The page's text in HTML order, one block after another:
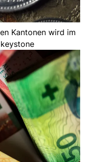
Kantonen wird im